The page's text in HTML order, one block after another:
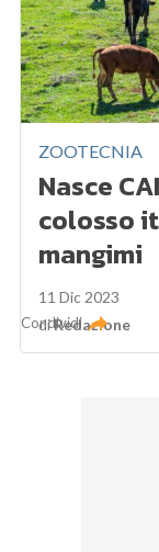
ZOOTECNIA
Nasce
colosso
mangimi
11 Dic 2023
diRedazione
Condividi